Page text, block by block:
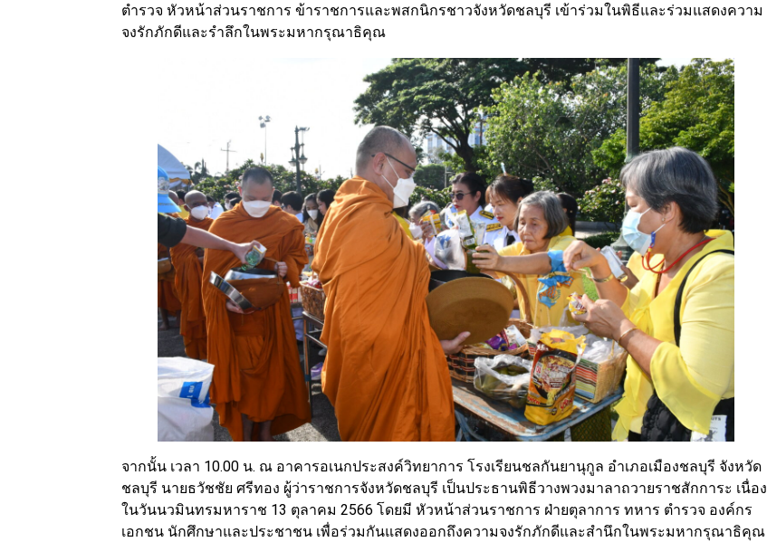
ตำรวจ หัวหน้าส่วนราชการ ข้าราชการและพสกนิกรชาวจังหวัดชลบุรี เข้าร่วมในพิธีและร่วมแสดงความ
จงรักภักดีและรำลึกในพระมหากรุณาธิคุณ
จากนั้น เวลา 10.00 น. ณ อาคารอเนกประสงค์วิทยาการ โรงเรียนชลกันยานุกูล อำเภอเมืองชลบุรี จังหวัด
ชลบุรี นายธวัชชัย ศรีทอง ผู้ว่าราชการจังหวัดชลบุรี เป็นประธานพิธีวางพวงมาลาถวายราชสักการะ เนื่อง
ในวันนวมินทรมหาราช 13 ตุลาคม 2566 โดยมี หัวหน้าส่วนราชการ ฝ่ายตุลาการ ทหาร ตำรวจ องค์กร
เอกชน นักศึกษาและประชาชน เพื่อร่วมกันแสดงออกถึงความจงรักภักดีและสำนึกในพระมหากรุณาธิคุณ